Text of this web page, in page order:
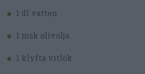
1 dl vatten
1 msk olivolja
1 klyfta vitlök